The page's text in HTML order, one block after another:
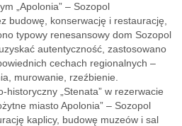
„Apolonia” – Sozopol
budowę, konserwację i restaurację,
typowy renesansowy dom Sozopol
autentyczność, zastosowano
cechach regionalnych –
murowanie, rzeźbienie.
historyczny „Stenata” w rezerwacie
miasto Apolonia” – Sozopol
kaplicy, budowę muzeów i sal